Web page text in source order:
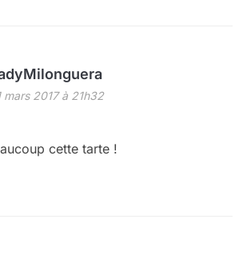
mars 2017 à 21h32
cette tarte !